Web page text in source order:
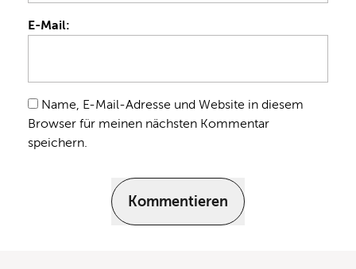
E-Mail:
Name, E-Mail-Adresse und Website in diesem
Browser für meinen nächsten Kommentar
speichern.
Kommentieren